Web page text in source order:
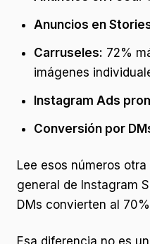
Anuncios en
Carruseles: 72%
imágenes
Instagram Ads
Conversión por
Lee esos números
general de Instagram
DMs convierten al
Esa diferencia no es